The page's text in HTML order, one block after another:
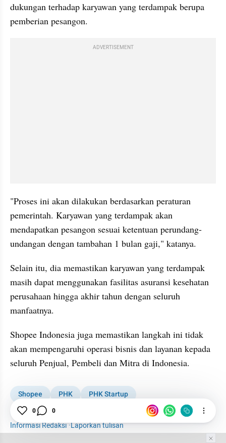
dukungan terhadap karyawan yang terdampak berupa
pemberian pesangon.
ADVERTISEMENT
"Proses ini akan dilakukan berdasarkan peraturan
pemerintah. Karyawan yang terdampak akan
mendapatkan pesangon sesuai ketentuan perundang-
undangan dengan tambahan 1 bulan gaji," katanya.
Selain itu, dia memastikan karyawan yang terdampak
masih dapat menggunakan fasilitas asuransi kesehatan
perusahaan hingga akhir tahun dengan seluruh
manfaatnya.
Shopee Indonesia juga memastikan langkah ini tidak
akan mempengaruhi operasi bisnis dan layanan kepada
seluruh Penjual, Pembeli dan Mitra di Indonesia.
Shopee PHK
PHK Startup
Shopee PHK Karyawan
Ekonomi Digital
Informasi Redaksi·Laporkan tulisan
0 0